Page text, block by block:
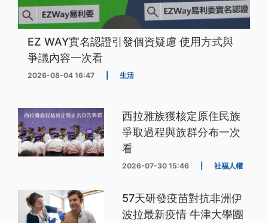
EZ WAY實名認證引發個資疑慮 使用方式與
爭議內容一次看
2026-08-04 16:47 生活
西拉雅族獲核定原住民族
爭取過程與族群分布一次
看
2026-07-30 15:46 社福人權
57天研發疫苗對抗非洲伊
波拉最新疫情 牛津大學團